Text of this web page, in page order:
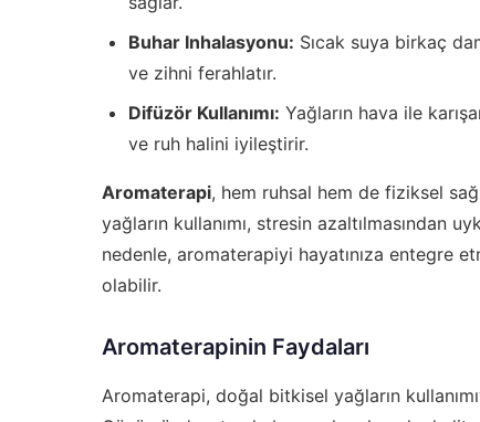
Buhar Inhalasyonu: Sıcak suya birkaç
ve zihni ferahlatır.
Difüzör Kullanımı: Yağların hava ile
ve ruh halini iyileştirir.
Aromaterapi, hem ruhsal hem de fiziksel
yağların kullanımı, stresin azaltılmasından
nedenle, aromaterapiyi hayatınıza entegre
olabilir.
Aromaterapinin Faydaları
Aromaterapi, doğal bitkisel yağların